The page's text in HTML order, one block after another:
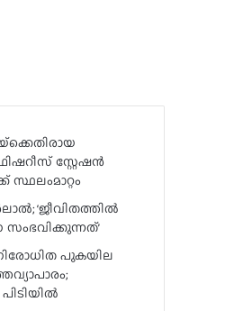
സ്റ്റേഷൻ
സ്ഥലംമാറ്റം
‘ജീവിതത്തിൽ
പുകയില